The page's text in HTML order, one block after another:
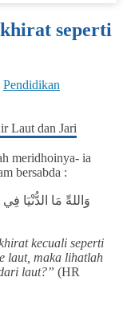
seperti
Pendidikan
meridhoinya- ia
bersabda :
وَاللهِّ مَا الدُّنْيَا
kecuali seperti
laut, maka lihatlah
laut?” (HR